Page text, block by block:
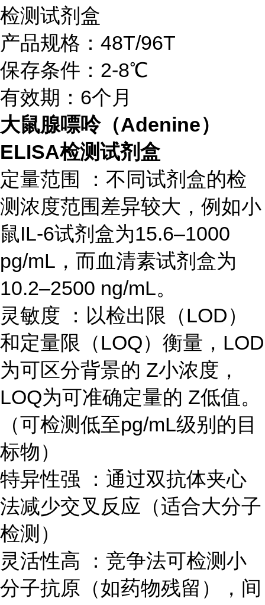
检测试剂盒
产品规格：48T/96T
保存条件：2-8℃
有效期：6个月
大鼠腺嘌呤（Adenine）
ELISA检测试剂盒
定量范围 ：不同试剂盒的检
测浓度范围差异较大，例如小
鼠IL-6试剂盒为15.6–1000
pg/mL，而血清素试剂盒为
10.2–2500 ng/mL。
灵敏度 ：以检出限（LOD）
和定量限（LOQ）衡量，LOD
为可区分背景的 Z小浓度，
LOQ为可准确定量的 Z低值。
（可检测低至pg/mL级别的目
标物）
特异性强 ：通过双抗体夹心
法减少交叉反应（适合大分子
检测）
灵活性高 ：竞争法可检测小
分子抗原（如药物残留），间